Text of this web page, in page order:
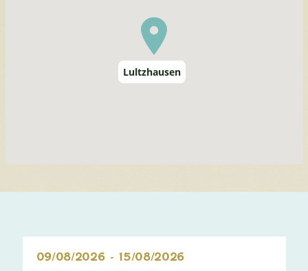
Lultzhausen
09/08/2026 - 15/08/2026